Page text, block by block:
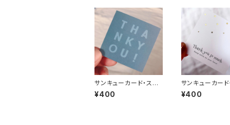
サンキューカード・スク
エアロゴ《ダスティーブ
ルー》
¥400
サンキューカード
キラ星》
¥400